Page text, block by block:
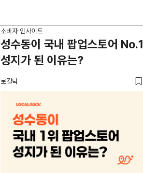
소비자 인사이트
성수동이 국내 팝업스토어 No.1
성지가 된 이유는?
로컬덕